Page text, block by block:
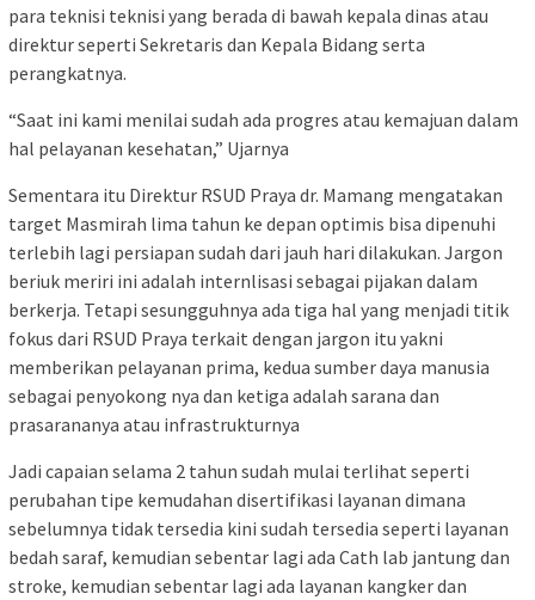
para teknisi teknisi yang berada di bawah kepala dinas atau
direktur seperti Sekretaris dan Kepala Bidang serta
perangkatnya.
“Saat ini kami menilai sudah ada progres atau kemajuan dalam
hal pelayanan kesehatan,” Ujarnya
Sementara itu Direktur RSUD Praya dr. Mamang mengatakan
target Masmirah lima tahun ke depan optimis bisa dipenuhi
terlebih lagi persiapan sudah dari jauh hari dilakukan. Jargon
beriuk meriri ini adalah internlisasi sebagai pijakan dalam
berkerja. Tetapi sesungguhnya ada tiga hal yang menjadi titik
fokus dari RSUD Praya terkait dengan jargon itu yakni
memberikan pelayanan prima, kedua sumber daya manusia
sebagai penyokong nya dan ketiga adalah sarana dan
prasarananya atau infrastrukturnya
Jadi capaian selama 2 tahun sudah mulai terlihat seperti
perubahan tipe kemudahan disertifikasi layanan dimana
sebelumnya tidak tersedia kini sudah tersedia seperti layanan
bedah saraf, kemudian sebentar lagi ada Cath lab jantung dan
stroke, kemudian sebentar lagi ada layanan kangker dan